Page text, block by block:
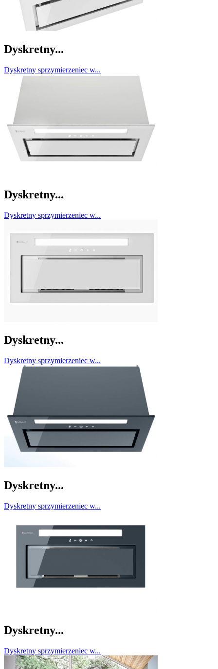
Dyskretny...
Dyskretny sprzymierzeniec w...
Dyskretny...
Dyskretny sprzymierzeniec w...
Dyskretny...
Dyskretny sprzymierzeniec w...
Dyskretny...
Dyskretny sprzymierzeniec w...
Dyskretny...
Dyskretny sprzymierzeniec w...